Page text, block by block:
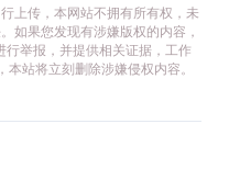
上传，本网站不拥有所有权，未
如果您发现有涉嫌版权的内容，
举报，并提供相关证据，工作
站将立刻删除涉嫌侵权内容。